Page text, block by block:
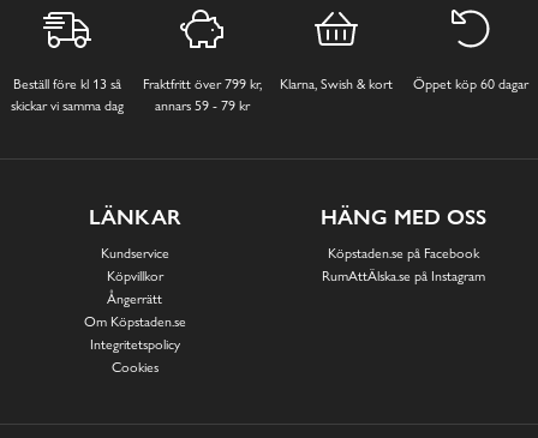
Beställ före kl 13 så
skickar vi samma dag
Fraktfritt över 799 kr,
annars 59 - 79 kr
Klarna, Swish & kort Öppet köp 60 dagar
LÄNKAR
Kundservice
Köpvillkor
Ångerrätt
Om Köpstaden.se
Integritetspolicy
Cookies
HÄNG MED OSS
Köpstaden.se på Facebook
RumAttÄlska.se på Instagram